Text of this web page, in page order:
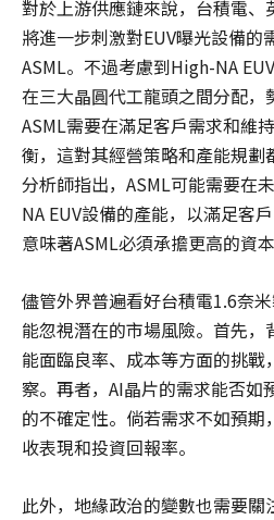
對於上游供應鏈來說，台積電
將進一步刺激對EUV曝光設備的
ASML。不過考慮到High-NA
在三大晶圓代工龍頭之間分配，
ASML需要在滿足客戶需求和維
衡，這對其經營策略和產能規劃
分析師指出，ASML可能需要在
NA EUV設備的產能，以滿足客
意味著ASML必須承擔更高的資
儘管外界普遍看好台積電1.6奈
能忽視潛在的市場風險。首先
能面臨良率、成本等方面的挑
察。再者，AI晶片的需求能否如
的不確定性。倘若需求不如預
收表現和投資回報率。
此外，地緣政治的變數也需要關